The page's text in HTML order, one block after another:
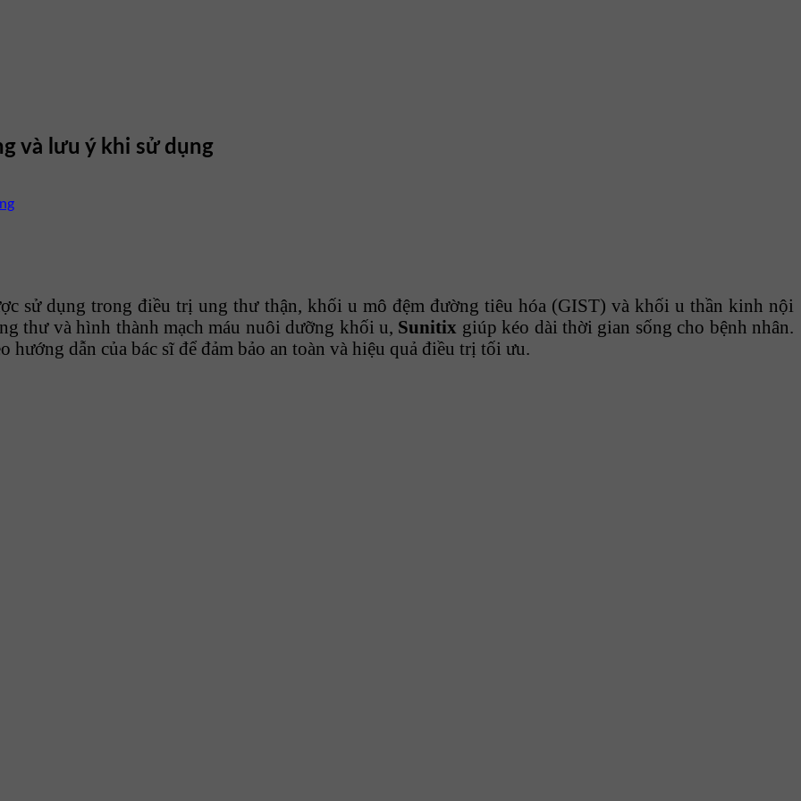
và lưu ý khi sử dụng
sử dụng trong điều trị ung thư thận, khối u mô đệm đường tiêu hóa (GIST) và khối u thần kinh nội
thư và hình thành mạch máu nuôi dưỡng khối u, Sunitix giúp kéo dài thời gian sống cho bệnh nhân.
dẫn của bác sĩ để đảm bảo an toàn và hiệu quả điều trị tối ưu.